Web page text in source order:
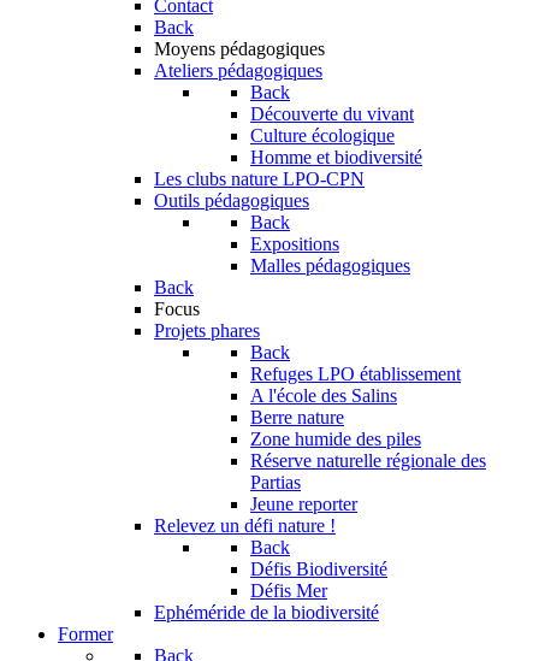
Contact
Back
Moyens pédagogiques
Ateliers pédagogiques
Back
Découverte du vivant
Culture écologique
Homme et biodiversité
Les clubs nature LPO-CPN
Outils pédagogiques
Back
Expositions
Malles pédagogiques
Back
Focus
Projets phares
Back
Refuges LPO établissement
A l'école des Salins
Berre nature
Zone humide des piles
Réserve naturelle régionale des
Partias
Jeune reporter
Relevez un défi nature !
Back
Défis Biodiversité
Défis Mer
Ephéméride de la biodiversité
Former
Back